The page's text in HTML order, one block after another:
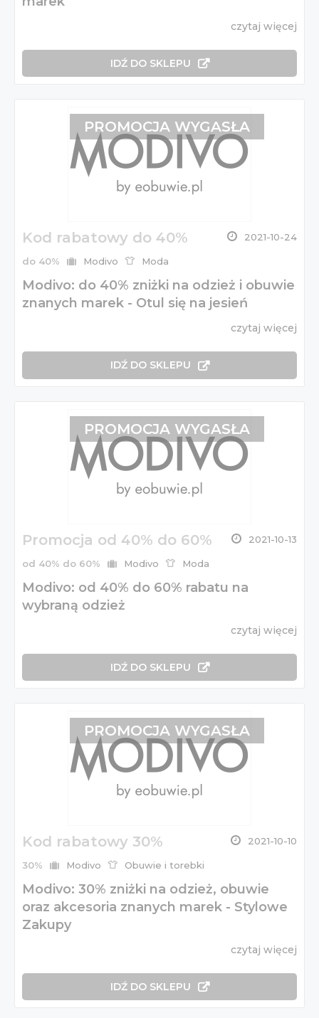
czytaj więcej
IDŹ DO SKLEPU
Kod rabatowy do 40% 2021-10-24
do 40% Modivo Moda
Modivo: do 40% zniżki na odzież i obuwie
znanych marek - Otul się na jesień
czytaj więcej
IDŹ DO SKLEPU
PROMOCJA WYGASŁA
Promocja od 40% do 60% 2021-10-13
od 40% do 60% Modivo Moda
Modivo: od 40% do 60% rabatu na
wybraną odzież
czytaj więcej
IDŹ DO SKLEPU
PROMOCJA WYGASŁA
Kod rabatowy 30% 2021-10-10
30% Modivo Obuwie i torebki
Modivo: 30% zniżki na odzież, obuwie
oraz akcesoria znanych marek - Stylowe
Zakupy
czytaj więcej
IDŹ DO SKLEPU
PROMOCJA WYGASŁA